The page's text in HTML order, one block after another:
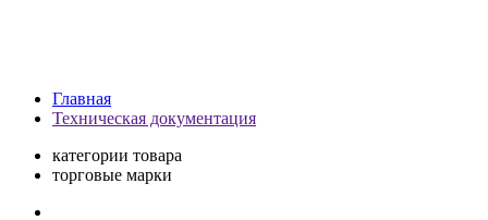
Главная
Техническая документация
категории товара
торговые марки